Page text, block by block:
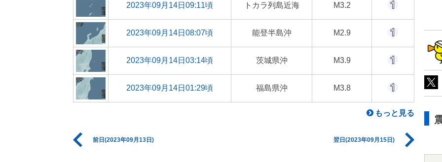
2023年09月14日09:11頃 トカラ列島近海 M3.2
2023年09月14日08:07頃 能登半島沖 M2.9
2023年09月14日03:14頃 茨城県沖 M3.9
2023年09月14日01:29頃 福島県沖 M3.8
もっと見る
前日(2023年09月13日) 翌日(2023年09月15日)